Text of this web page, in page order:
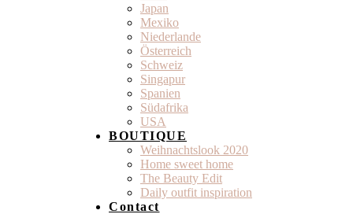
Japan
Mexiko
Niederlande
Österreich
Schweiz
Singapur
Spanien
Südafrika
USA
BOUTIQUE
Weihnachtslook 2020
Home sweet home
The Beauty Edit
Daily outfit inspiration
Contact